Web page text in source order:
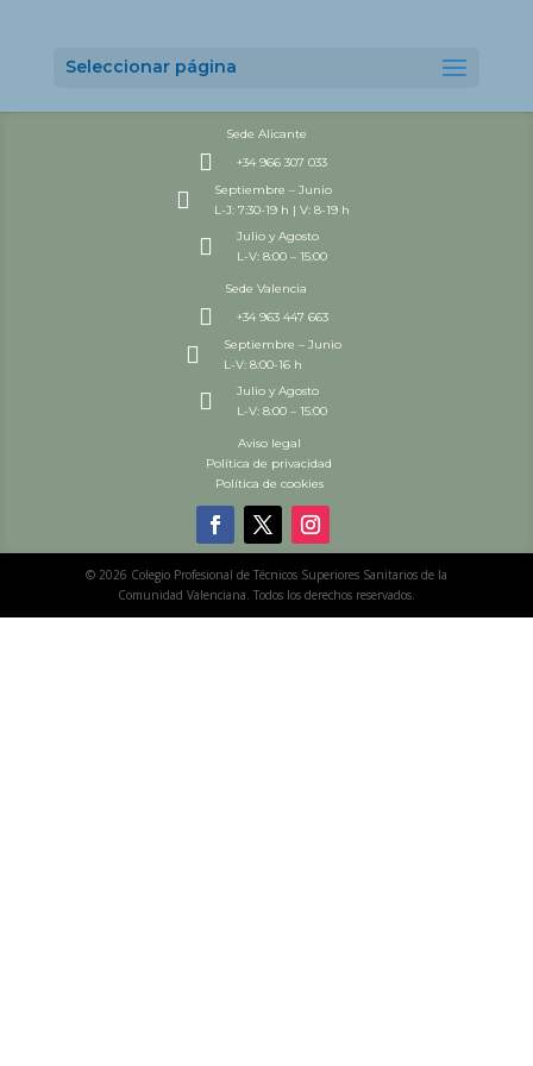
Seleccionar página
Sede Alicante
 +34 966 307 033

Septiembre – Junio
L-J: 7:30-19 h | V: 8-19 h

Julio y Agosto
L-V: 8:00 – 15:00
Sede Valencia
 +34 963 447 663

Septiembre – Junio
L-V: 8:00-16 h

Julio y Agosto
L-V: 8:00 – 15:00
Aviso legal
Política de privacidad
Política de cookies
© 2026 Colegio Profesional de Técnicos Superiores Sanitarios de la
Comunidad Valenciana. Todos los derechos reservados.